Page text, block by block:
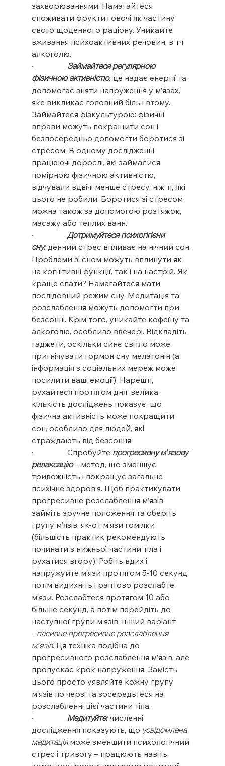
захворюваннями. Намагайтеся
споживати фрукти і овочі як частину
свого щоденного раціону. Уникайте
вживання психоактивних речовин, в т.ч.
алкоголю.
· Займайтеся регулярною
фізичною активністю, це надає енергії та
допомогає зняти напруження у м’язах,
яке викликає головний біль і втому.
Займайтеся фізкультурою: фізичні
вправи можуть покращити сон і
безпосередньо допомогти боротися зі
стресом. В одному дослідженні
працюючі дорослі, які займалися
помірною фізичною активністю,
відчували вдвічі менше стресу, ніж ті, які
цього не робили. Боротися зі стресом
можна також за допомогою розтяжок,
масажу або теплих ванн.
· Дотримуйтеся психогігієни
сну: денний стрес впливає на нічний сон.
Проблеми зі сном можуть вплинути як
на когнітивні функції, так і на настрій. Як
краще спати? Намагайтеся мати
послідовний режим сну. Медитація та
розслаблення можуть допомогти при
безсонні. Крім того, уникайте кофеїну та
алкоголю, особливо ввечері. Відкладіть
гаджети, оскільки синє світло може
пригнічувати гормон сну мелатонін (а
інформація з соціальних мереж може
посилити ваші емоції). Нарешті,
рухайтеся протягом дня: велика
кількість досліджень показує, що
фізична активність може покращити
сон, особливо для людей, які
страждають від безсоння.
·                 Спробуйте прогресивну м’язову
релаксацію – метод, що зменшує
тривожність і покращує загальне
психічне здоров’я. Щоб практикувати
прогресивне розслаблення м’язів,
займіть зручне положення та оберіть
групу м’язів, як-от м’язи гомілки
(більшість практик рекомендують
починати з нижньої частини тіла і
рухатися вгору). Робіть вдих і
напружуйте м’язи протягом 5-10 секунд,
потім видихніть і раптово розслабте
м’язи. Розслабтеся протягом 10 або
більше секунд, а потім перейдіть до
наступної групи м’язів. Інший варіант
- пасивне прогресивне розслаблення
м'язів. Ця техніка подібна до
прогресивного розслаблення м’язів, але
пропускає крок напруження. Замість
цього просто уявляйте кожну групу
м’язів по черзі та зосередьтеся на
розслабленні цієї частини тіла.
· Медитуйте: численні
дослідження показують, що усвідомлена
медитація може зменшити психологічний
стрес і тривогу – працюють навіть